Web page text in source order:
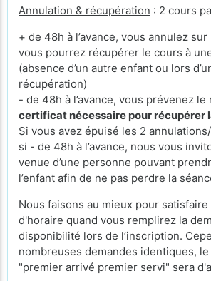
Annulation & récupération : 2 cours
+ de 48h à l’avance, vous annulez
vous pourrez récupérer le cours à
(absence d’un autre enfant ou lors
récupération)
- de 48h à l’avance, vous prévenez le
certificat nécessaire pour récupérer
Si vous avez épuisé les 2
si - de 48h à l’avance, nous vous
venue d’une personne pouvant
l’enfant afin de ne pas perdre la
Nous faisons au mieux pour
d'horaire quand vous remplirez la
disponibilité lors de l’inscription.
nombreuses demandes identiques,
"premier arrivé premier servi" sera